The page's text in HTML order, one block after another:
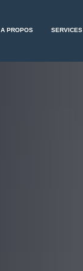
A PROPOS SERVICES